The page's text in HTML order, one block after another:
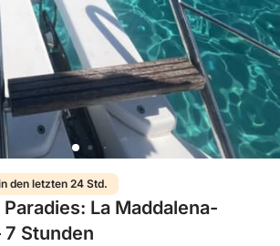
den letzten 24 Std.
La Maddalena-
Stunden